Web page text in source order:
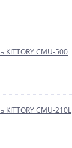
KITTORY СМU-500
KITTORY СМU-210L